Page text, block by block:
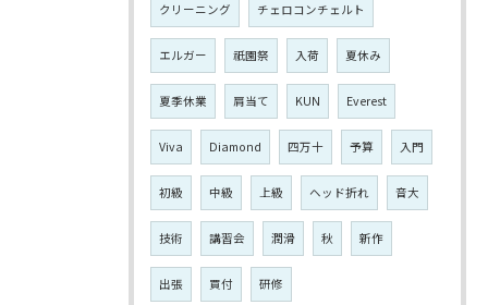
クリーニング チェロコンチェルト
エルガー 祇園祭 入荷 夏休み
夏季休業 肩当て KUN Everest
Viva Diamond 四万十 予算 入門
初級 中級 上級 ヘッド折れ 音大
技術 講習会 潤滑 秋 新作
出張 買付 研修